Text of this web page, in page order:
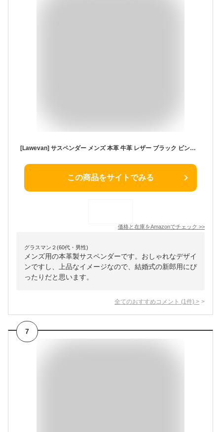
[Lawevan] サスペンダー メンズ 本革 牛革 レザー ブラック ビンテージ Y型 幅広17mm スリー スナップフック 結婚式やパーティーに最適
この商品をサイトでみる
価格と在庫をAmazonでチェック >>
グラスマン２(60代・男性)
メンズ用の本革製サスペンダーです。おしゃれなデザイ
ンですし、上品なイメージなので、結婚式の新郎用にぴ
ったりだと思います。
全てのおすすめコメント (1 件) >
7